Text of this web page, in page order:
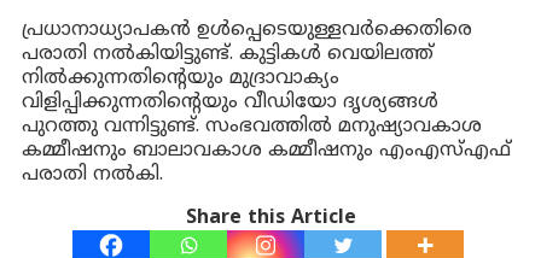
പ്രധാനാധ്യാപകന്‍ ഉള്‍പ്പെടെയുള്ളവര്‍ക്കെതിരെ
പരാതി നല്‍കിയിട്ടുണ്ട്. കുട്ടികള്‍ വെയിലത്ത്
നില്‍ക്കുന്നതിന്റെയും മുദ്രാവാക്യം
വിളിപ്പിക്കുന്നതിന്റെയും വീഡിയോ ദൃശ്യങ്ങള്‍
പുറത്തു വന്നിട്ടുണ്ട്. സംഭവത്തില്‍ മനുഷ്യാവകാശ
കമ്മീഷനും ബാലാവകാശ കമ്മീഷനും എംഎസ്എഫ്
പരാതി നല്‍കി.
Share this Article